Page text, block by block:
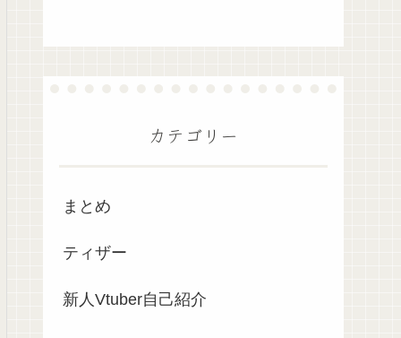
カテゴリー
まとめ
ティザー
新人Vtuber自己紹介